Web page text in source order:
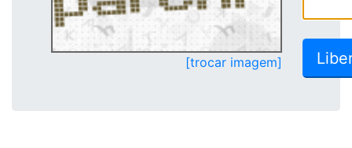
[trocar imagem]